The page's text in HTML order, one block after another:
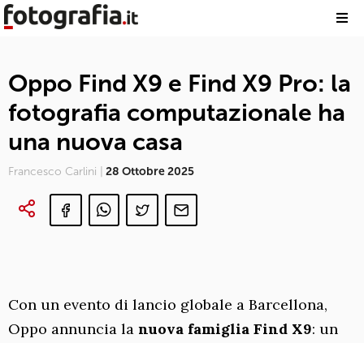
Oppo Find X9 e Find X9 Pro: la
fotografia computazionale ha
una nuova casa
Francesco Carlini | 28 Ottobre 2025
Con un evento di lancio globale a Barcellona,
Oppo annuncia la nuova famiglia Find X9: un